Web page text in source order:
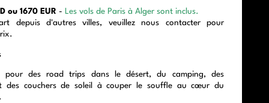
ou 1670 EUR- Les vols de Paris à Alger sont inclus.
depuis d'autres villes, veuillez nous contacter pour
pour des road trips dans le désert, du camping, des
des couchers de soleil à couper le souffle au cœur du